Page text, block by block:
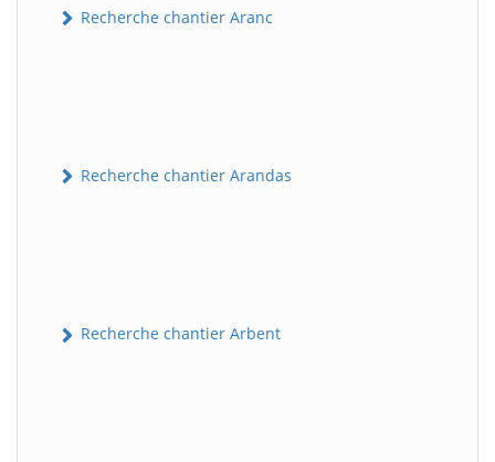
Recherche chantier Aranc
Recherche chantier Arandas
Recherche chantier Arbent